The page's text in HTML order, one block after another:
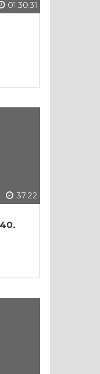
01:30:31
37:22